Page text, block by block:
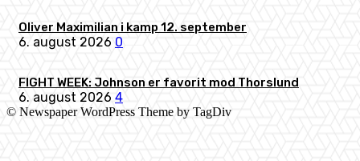
Oliver Maximilian i kamp 12. september
6. august 2026 0
FIGHT WEEK: Johnson er favorit mod Thorslund
6. august 2026 4
© Newspaper WordPress Theme by TagDiv